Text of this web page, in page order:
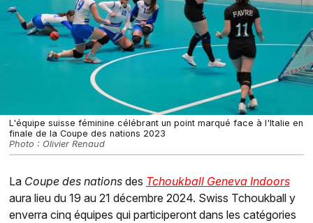
L'équipe suisse féminine célébrant un point marqué face à l'Italie en
finale de la Coupe des nations 2023
Photo : Olivier Renaud
La Coupe des nationsdes Tchoukball Geneva Indoors
aura lieu du 19 au 21 décembre 2024. Swiss Tchoukball y
enverra cinq équipes qui participeront dans les catégories